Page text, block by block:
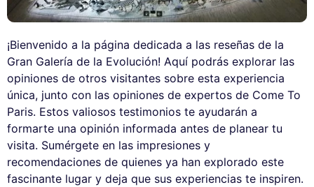
¡Bienvenido a la página dedicada a las reseñas de la
Gran Galería de la Evolución! Aquí podrás explorar las
opiniones de otros visitantes sobre esta experiencia
única, junto con las opiniones de expertos de Come To
Paris. Estos valiosos testimonios te ayudarán a
formarte una opinión informada antes de planear tu
visita. Sumérgete en las impresiones y
recomendaciones de quienes ya han explorado este
fascinante lugar y deja que sus experiencias te inspiren.